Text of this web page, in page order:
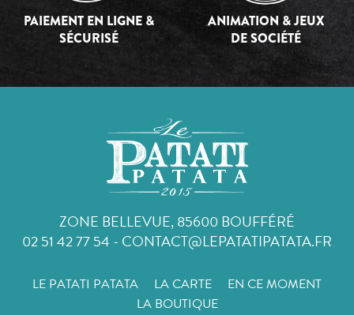
PAIEMENT EN LIGNE &
SÉCURISÉ
ANIMATION & JEUX
DE SOCIÉTÉ
ZONE BELLEVUE, 85600 BOUFFÉRÉ
02 51 42 77 54 - CONTACT@LEPATATIPATATA.FR
LE PATATI PATATA LA CARTE
EN CE MOMENT
LA BOUTIQUE